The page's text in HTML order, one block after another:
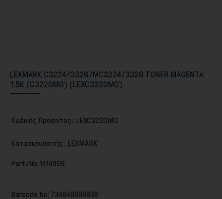
LEXMARK C3224/3326/MC3224/3326 TONER MAGENTA
1.5K (C3220M0) (LEXC3220M0)
Κωδικός Προϊόντος : LEXC3220M0
Κατασκευαστής : LEXMARK
Part/No:1414906
Barcode No: 734646696838